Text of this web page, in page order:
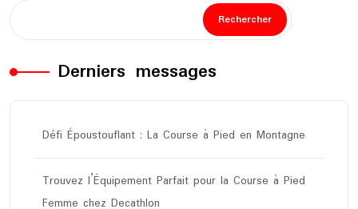
Rechercher
Derniers messages
Défi Époustouflant : La Course à Pied en Montagne
Trouvez l’Équipement Parfait pour la Course à Pied
Femme chez Decathlon